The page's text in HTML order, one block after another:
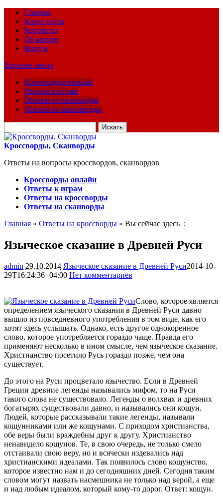
Главная
Карта сайта
Контакты
Об авторе
Форум
Верхнее меню
Кроссворды онлайн
Ответы к играм
Ответы на сканворды
Ответы на кроссворды
для:
Кроссворды, Сканворды
Ответы на вопросы кроссвордов, сканвордов
Кроссворды онлайн
Ответы к играм
Ответы на кроссворды
Ответы на сканворды
Главная » Ответы на кроссворды » Вы сейчас здесь :
Языческое сказание в Древней Руси
admin 29.10.2014 Языческое сказание в Древней Руси2014-10-
29T16:24:36+04:00 Нет комментариев
Слово, которое является
определением языческого сказания в Древней Руси давно
вышло из повседневного употребления в том виде, как его
хотят здесь услышать. Однако, есть другое однокоренное
слово, которое употребляется гораздо чаще. Правда его
применяют несколько в ином смысле, чем языческое сказание.
Христианство посетило Русь гораздо позже, чем она
существует.
До этого на Руси процветало язычество. Если в Древней
Греции древние легенды назывались мифом, то на Руси
такого слова не существовало. Легенды о волхвах и древних
богатырях существовали давно, и назывались они кощун.
Людей, которые рассказывали такие легенды, называли
кощунниками или же кощунами. С приходом христианства,
обе веры были враждебны друг к другу. Христианство
ненавидело кощунов. Те, в свою очередь, не только смело
отстаивали свою веру, но и всячески издевались над
христианскими идеалами. Так появилось слово кощунство,
которое известно нам и до сегодняшних дней. Сегодня таким
словом могут назвать насмешника не только над верой, а еще
и над любым идеалом, который кому-то дорог. Ответ: кощун.